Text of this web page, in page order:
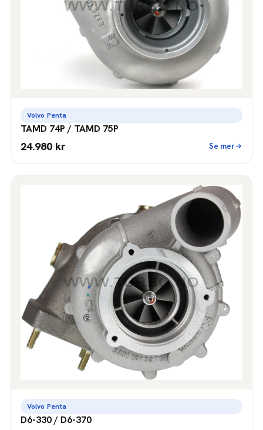
Volvo Penta
TAMD 74P / TAMD 75P
24.980 kr Se mer
Volvo Penta
D6-330 / D6-370